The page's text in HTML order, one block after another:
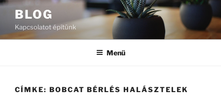
Tartalomhoz
BLOG
Kapcsolatot építünk
Menü
CÍMKE: BOBCAT BÉRLÉS HALÁSZTELEK